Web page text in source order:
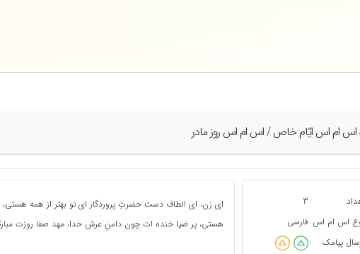
اس ام اس ايّام خاص / اس ام اس روز مادر
:
3
اس ام اس : فارسی
پیامک
:
ای زن، ای الطاف دست حضرتِ پروردگار ای تو بهتر از همه
هستی، پر ضیا خنده ات چون دامنِ عرش خدا، مهد صفا روزت